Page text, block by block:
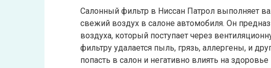
Салонный фильтр в Ниссан Патрол выполняет
свежий воздух в салоне автомобиля. Он
воздуха, который поступает через
фильтру удалается пыль, грязь, аллергены, и
попасть в салон и негативно влиять на